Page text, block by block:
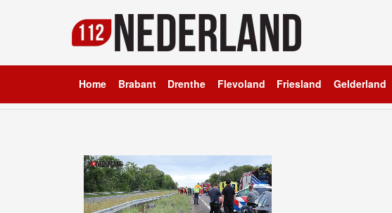
Home Brabant Drenthe Flevoland Friesland Gelderland